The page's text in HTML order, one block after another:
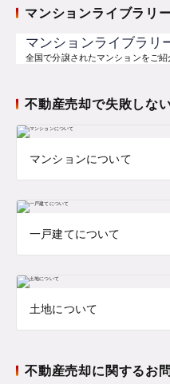
マンションライブラリ
マンションライブラリ
全国で分譲されたマンションをご紹
不動産売却で失敗しな
マンションについて
一戸建てについて
土地について
不動産売却に関するお